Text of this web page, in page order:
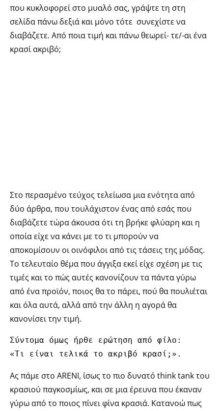
που κυκλοφορεί στο μυαλό σας, γράψτε τη στη
σελίδα πάνω δεξιά και μόνο τότε συνεχίστε να
διαβάζετε. Από ποια τιμή και πάνω θεωρεί- τε/-αι ένα
κρασί ακριβό;
Στο περασμένο τεύχος τελείωσα μια ενότητα από
δύο άρθρα, που τουλάχιστον ένας από εσάς που
διαβάζετε τώρα άκουσα ότι τη βρήκε φλύαρη και η
οποία είχε να κάνει με το τι μπορούν να
αποκομίσουν οι οινόφιλοι από τις τάσεις της μόδας.
Το τελευταίο θέμα που άγγιξα εκεί είχε σχέση με τις
τιμές και το πώς αυτές κανονίζουν τα πάντα γύρω
από ένα προϊόν, ποιος θα το πάρει, πού θα πουλιέται
και όλα αυτά, αλλά από την άλλη η αγορά θα
κανονίσει την τιμή.
Σύντομα όμως ήρθε ερώτηση από φίλο:
«Τι είναι τελικά το ακριβό κρασί;».
Ας πάμε στο ARENI, ίσως το πιο δυνατό think tank του
κρασιού παγκοσμίως, και σε μια έρευνα που έκαναν
γύρω από το ποιος πίνει φίνα κρασιά. Κατανοώ πως